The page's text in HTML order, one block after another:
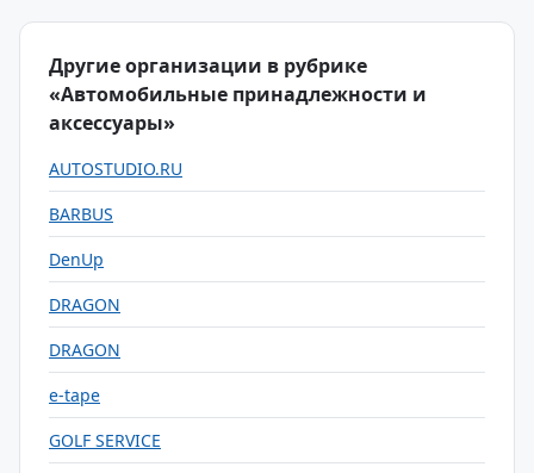
Другие организации в рубрике
«Автомобильные принадлежности и
аксессуары»
AUTOSTUDIO.RU
BARBUS
DenUp
DRAGON
DRAGON
e-tape
GOLF SERVICE